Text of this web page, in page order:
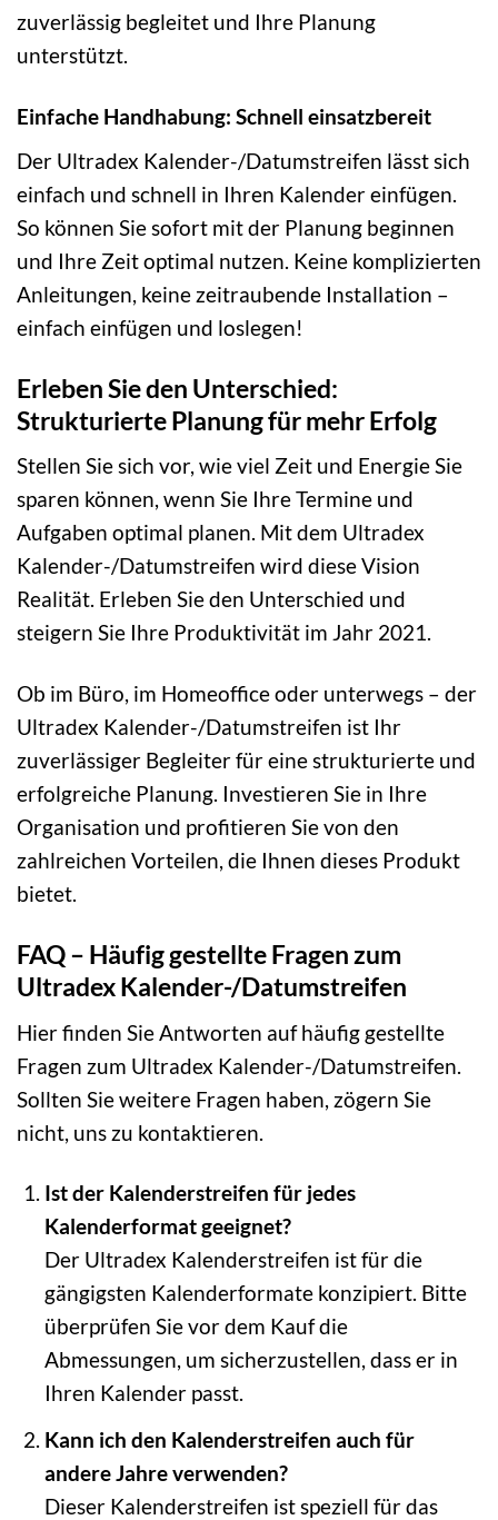
zuverlässig begleitet und Ihre Planung
unterstützt.
Einfache Handhabung: Schnell einsatzbereit
Der Ultradex Kalender-/Datumstreifen lässt sich
einfach und schnell in Ihren Kalender einfügen.
So können Sie sofort mit der Planung beginnen
und Ihre Zeit optimal nutzen. Keine komplizierten
Anleitungen, keine zeitraubende Installation –
einfach einfügen und loslegen!
Erleben Sie den Unterschied:
Strukturierte Planung für mehr Erfolg
Stellen Sie sich vor, wie viel Zeit und Energie Sie
sparen können, wenn Sie Ihre Termine und
Aufgaben optimal planen. Mit dem Ultradex
Kalender-/Datumstreifen wird diese Vision
Realität. Erleben Sie den Unterschied und
steigern Sie Ihre Produktivität im Jahr 2021.
Ob im Büro, im Homeoffice oder unterwegs – der
Ultradex Kalender-/Datumstreifen ist Ihr
zuverlässiger Begleiter für eine strukturierte und
erfolgreiche Planung. Investieren Sie in Ihre
Organisation und profitieren Sie von den
zahlreichen Vorteilen, die Ihnen dieses Produkt
bietet.
FAQ – Häufig gestellte Fragen zum
Ultradex Kalender-/Datumstreifen
Hier finden Sie Antworten auf häufig gestellte
Fragen zum Ultradex Kalender-/Datumstreifen.
Sollten Sie weitere Fragen haben, zögern Sie
nicht, uns zu kontaktieren.
Ist der Kalenderstreifen für jedes
Kalenderformat geeignet?
Der Ultradex Kalenderstreifen ist für die
gängigsten Kalenderformate konzipiert. Bitte
überprüfen Sie vor dem Kauf die
Abmessungen, um sicherzustellen, dass er in
Ihren Kalender passt.
Kann ich den Kalenderstreifen auch für
andere Jahre verwenden?
Dieser Kalenderstreifen ist speziell für das